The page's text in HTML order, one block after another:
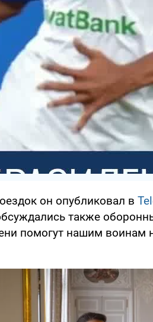
он опубликовал в
также
помогут нашим воинам